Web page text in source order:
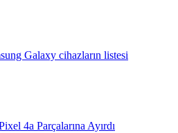
Galaxy cihazların listesi
4a Parçalarına Ayırdı